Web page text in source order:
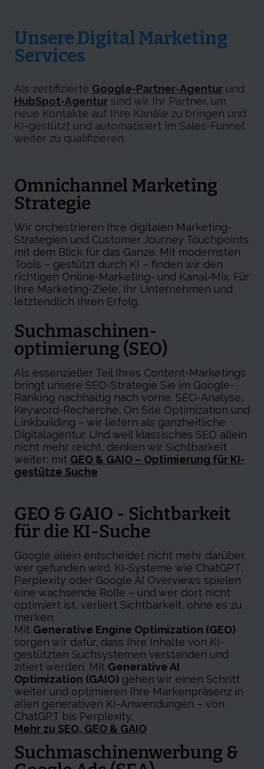
Unsere Digital Marketing
Services
Als zertifizierte Google-Partner-Agentur und
HubSpot-Agentur sind wir Ihr Partner, um
neue Kontakte auf Ihre Kanäle zu bringen und
KI-gestützt und automatisiert im Sales-Funnel
weiter zu qualifizieren.
Omnichannel Marketing
Strategie
Wir orchestrieren Ihre digitalen Marketing-
Strategien und Customer Journey Touchpoints
mit dem Blick für das Ganze. Mit modernsten
Tools – gestützt durch KI – finden wir den
richtigen Online-Marketing- und Kanal-Mix. Für
Ihre Marketing-Ziele, Ihr Unternehmen und
letztendlich Ihren Erfolg.
Suchmaschinen­
optimierung (SEO)
Als essenzieller Teil Ihres Content-Marketings
bringt unsere SEO-Strategie Sie im Google-
Ranking nachhaltig nach vorne. SEO-Analyse,
Keyword-Recherche, On Site Optimization und
Linkbuilding – wir liefern als ganzheitliche
Digitalagentur. Und weil klassisches SEO allein
nicht mehr reicht, denken wir Sichtbarkeit
weiter: mit GEO & GAIO – Optimierung für KI-
gestütze Suche
GEO & GAIO - Sichtbarkeit
für die KI-Suche
Google allein entscheidet nicht mehr darüber,
wer gefunden wird. KI-Systeme wie ChatGPT,
Perplexity oder Google AI Overviews spielen
eine wachsende Rolle – und wer dort nicht
optimiert ist, verliert Sichtbarkeit, ohne es zu
merken.
Mit Generative Engine Optimization (GEO)
sorgen wir dafür, dass Ihre Inhalte von KI-
gestützten Suchsystemen verstanden und
zitiert werden. Mit Generative AI
Optimization (GAIO) gehen wir einen Schritt
weiter und optimieren Ihre Markenpräsenz in
allen generativen KI-Anwendungen – von
ChatGPT bis Perplexity.
Mehr zu SEO, GEO & GAIO
Suchmaschinen­werbung &